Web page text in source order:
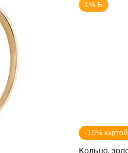
1% Б
-10% картой
Кольцо,